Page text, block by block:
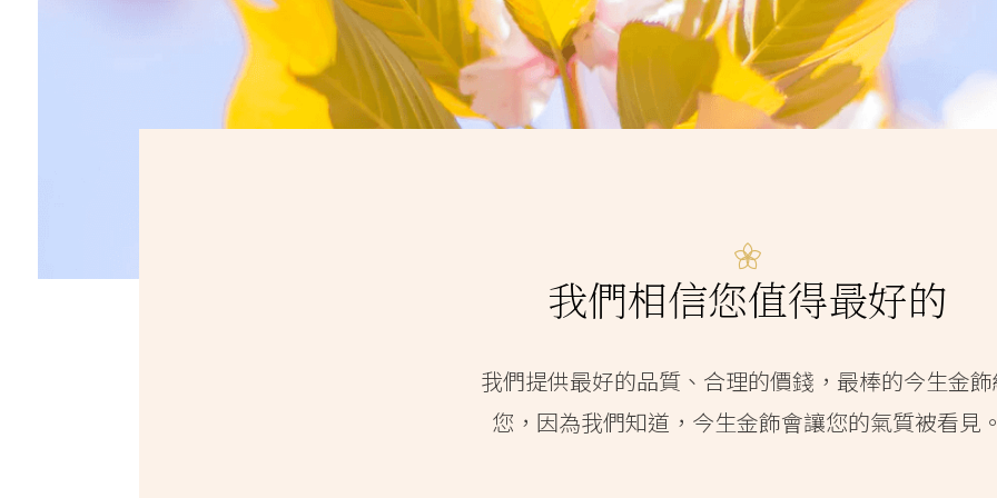
我們相信您值得最好的
我們提供最好的品質、合理的價錢，最棒的今生金
您，因為我們知道，今生金飾會讓您的氣質被看見